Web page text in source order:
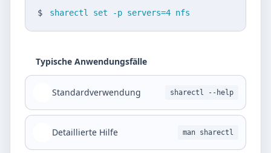
$ sharectl set -p servers=4 nfs
Typische Anwendungsfälle
Standardverwendung sharectl --help
Detaillierte Hilfe man sharectl